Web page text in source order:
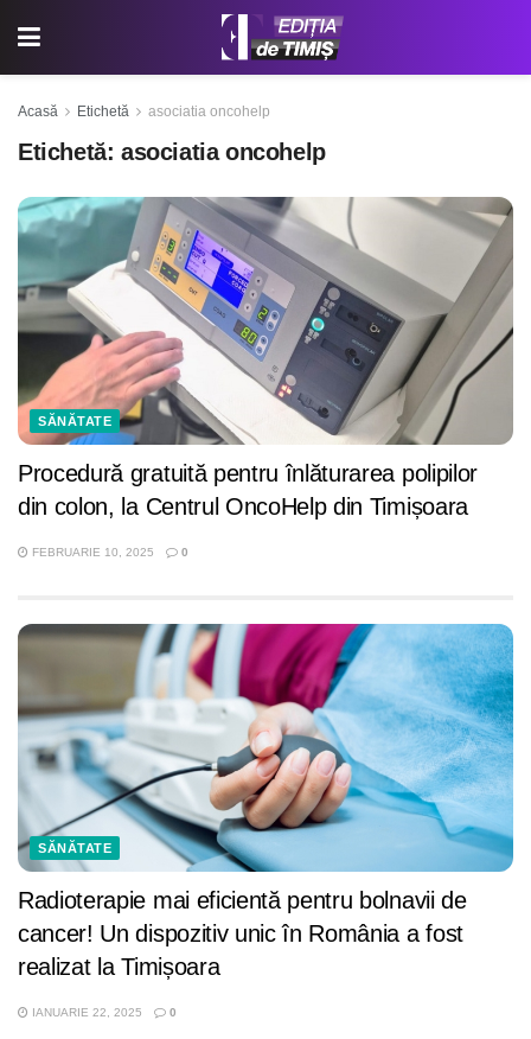
Acasă Etichetă asociatia oncohelp
Etichetă: asociatia oncohelp
SĂNĂTATE
Procedură gratuită pentru înlăturarea polipilor
din colon, la Centrul OncoHelp din Timișoara
FEBRUARIE 10, 2025 0
SĂNĂTATE
Radioterapie mai eficientă pentru bolnavii de
cancer! Un dispozitiv unic în România a fost
realizat la Timișoara
IANUARIE 22, 2025 0